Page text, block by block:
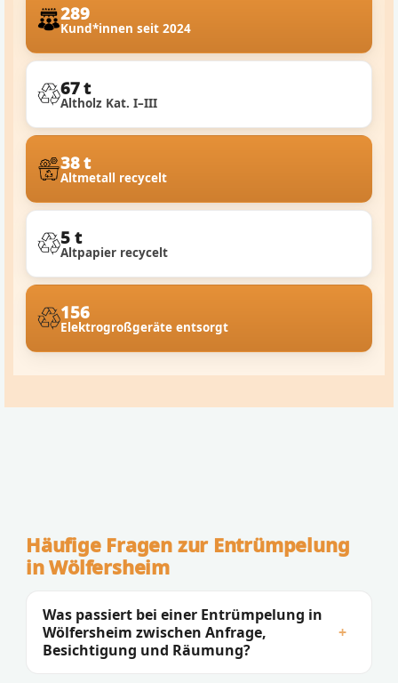
289
Kund*innen seit 2024
67 t
Altholz Kat. I–III
38 t
Altmetall recycelt
5 t
Altpapier recycelt
156
Elektrogroßgeräte entsorgt
Häufige Fragen zur Entrümpelung
in Wölfersheim
Was passiert bei einer Entrümpelung in
Wölfersheim zwischen Anfrage,
Besichtigung und Räumung?
+